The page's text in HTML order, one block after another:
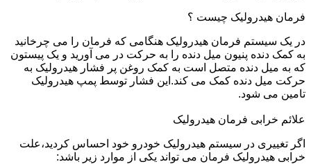
فرمان هیدرولیک چیست ؟
در یک سیستم فرمان هیدرولیک هنگامی که فرمان را می چرخانید
به کمک دنده پنیون میل دنده را به حرکت در می آورید و یک پیستون
که به میل دنده متصل است به کمک روغن پر فشار هیدرولیک به
حرکت میل دنده کمک می کند.این فشار توسط پمپ هیدرولیک
تامین می شود.
علائم خرابی فرمان هیدرولیک
اگر تغییری در سیستم هیدرولیک خودرو خود احساس کردید،علت
خرابی هیدرولیک فرمان می تواند یکی از موارد زیر باشد: